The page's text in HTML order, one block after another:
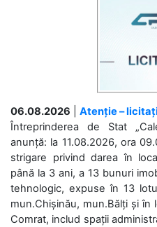
06.08.2026
Atenție –
Întreprinderea de Stat
anunță: la 11.08.2026, ora
strigare privind darea în
până la 3 ani, a 13 bunuri
tehnologic, expuse în 13
mun.Chișinău, mun.Bălți și în
Comrat, includ spații